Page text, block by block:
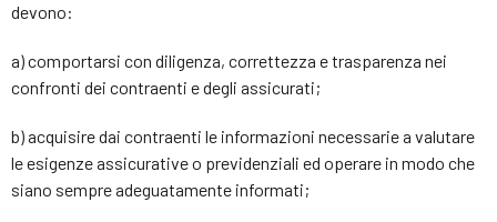
devono:
a) comportarsi con diligenza, correttezza e trasparenza nei
confronti dei contraenti e degli assicurati;
b) acquisire dai contraenti le informazioni necessarie a valutare
le esigenze assicurative o previdenziali ed operare in modo che
siano sempre adeguatamente informati;